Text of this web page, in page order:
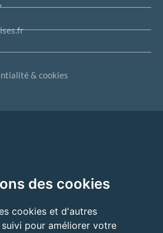
des cookies
cookies et d'autres
pour améliorer votre
& cookies
?